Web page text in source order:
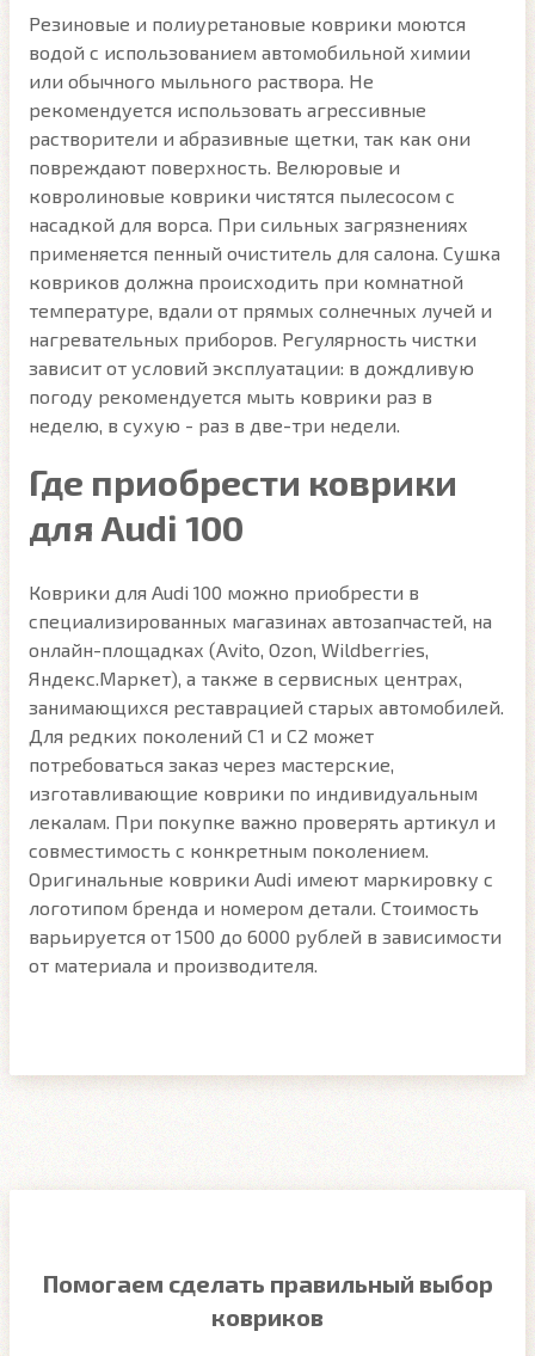
Резиновые и полиуретановые коврики моются
водой с использованием автомобильной химии
или обычного мыльного раствора. Не
рекомендуется использовать агрессивные
растворители и абразивные щетки, так как они
повреждают поверхность. Велюровые и
ковролиновые коврики чистятся пылесосом с
насадкой для ворса. При сильных загрязнениях
применяется пенный очиститель для салона. Сушка
ковриков должна происходить при комнатной
температуре, вдали от прямых солнечных лучей и
нагревательных приборов. Регулярность чистки
зависит от условий эксплуатации: в дождливую
погоду рекомендуется мыть коврики раз в
неделю, в сухую - раз в две-три недели.
Где приобрести коврики
для Audi 100
Коврики для Audi 100 можно приобрести в
специализированных магазинах автозапчастей, на
онлайн-площадках (Avito, Ozon, Wildberries,
Яндекс.Маркет), а также в сервисных центрах,
занимающихся реставрацией старых автомобилей.
Для редких поколений C1 и C2 может
потребоваться заказ через мастерские,
изготавливающие коврики по индивидуальным
лекалам. При покупке важно проверять артикул и
совместимость с конкретным поколением.
Оригинальные коврики Audi имеют маркировку с
логотипом бренда и номером детали. Стоимость
варьируется от 1500 до 6000 рублей в зависимости
от материала и производителя.
Помогаем сделать правильный выбор
ковриков